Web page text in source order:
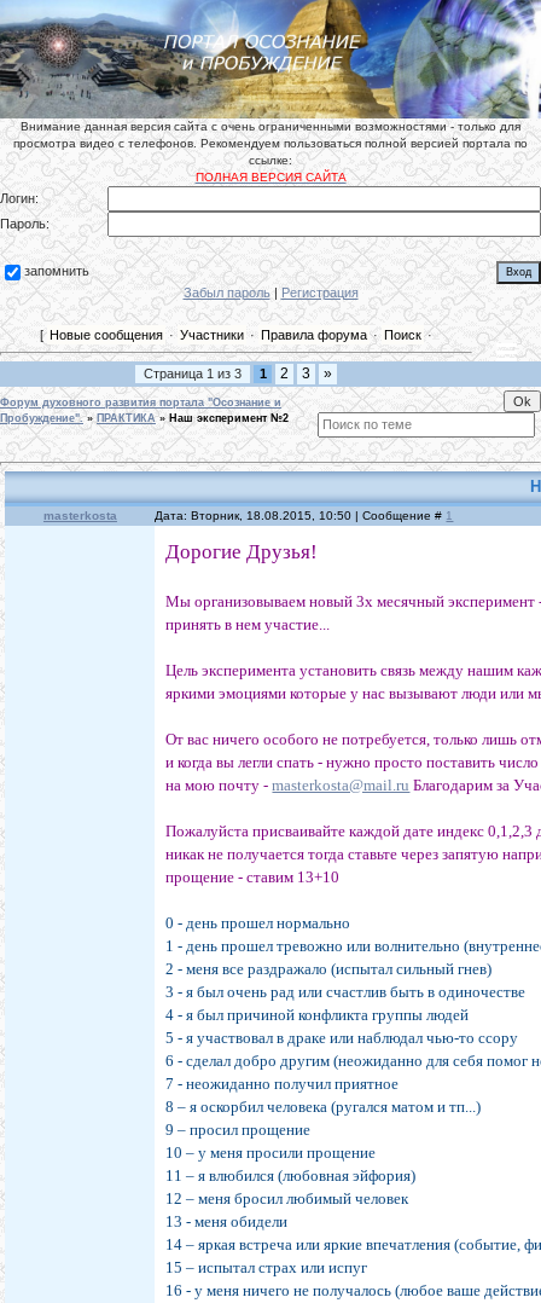
Внимание данная версия сайта с очень ограниченными возможностями - только для
просмотра видео с телефонов. Рекомендуем пользоваться полной версией портала по
ссылке:
ПОЛНАЯ ВЕРСИЯ САЙТА
Логин:
Пароль:
запомнить
Забыл пароль| Регистрация
[ Новые сообщения · Участники · Правила форума · Поиск·
Страница 1 из 3 1 2 3 »
Форум духовного развития портала "Осознание и
Пробуждение". » ПРАКТИКА » Наш эксперимент №2
masterkosta Дата: Вторник, 18.08.2015, 10:50 | Сообщение # 1
Дорогие Друзья!
Мы организовываем новый 3х месячный
принять в нем участие...
Цель эксперимента установить связь между нашим
яркими эмоциями которые у нас вызывают люди или
От вас ничего особого не потребуется, только лишь
и когда вы легли спать - нужно просто поставить
на мою почту -masterkosta@mail.ru Благодарим за
Пожалуйста присваивайте каждой дате индекс
никак не получается тогда ставьте через запятую
прощение - ставим 13+10
0 - день прошел нормально
1 - день прошел тревожно или волнительно
2 - меня все раздражало (испытал сильный гнев)
3 - я был очень рад или счастлив быть в одиночестве
4 - я был причиной конфликта группы людей
5 - я участвовал в драке или наблюдал чью-то ссору
6 - сделал добро другим (неожиданно для себя помог
7 - неожиданно получил приятное
8 – я оскорбил человека (ругался матом и тп...)
9 – просил прощение
10 – у меня просили прощение
11 – я влюбился (любовная эйфория)
12 – меня бросил любимый человек
13 - меня обидели
14 – яркая встреча или яркие впечатления (событие,
15 – испытал страх или испуг
16 - у меня ничего не получалось (любое ваше